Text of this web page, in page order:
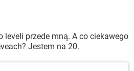
leveli przede mną. A co ciekawego
Jestem na 20.